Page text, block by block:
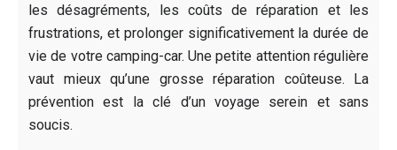
les désagréments, les coûts de réparation et les
frustrations, et prolonger significativement la durée de
vie de votre camping-car. Une petite attention régulière
vaut mieux qu’une grosse réparation coûteuse. La
prévention est la clé d’un voyage serein et sans
soucis.